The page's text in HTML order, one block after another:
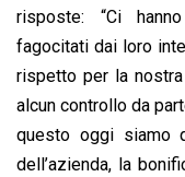
risposte: “Ci
fagocitati dai loro
rispetto per la
alcun controllo da
questo oggi siamo
dell’azienda, la